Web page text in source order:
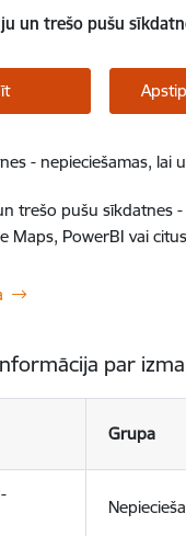
un trešo pušu
- nepieciešamas,
trešo pušu sīkdatnes
Maps, PowerBI vai
par
Grupa